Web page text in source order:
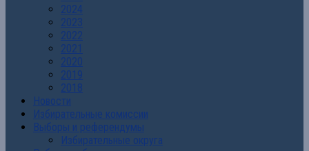
2024
2023
2022
2021
2020
2019
2018
Новости
Избирательные комиссии
Выборы и референдумы
Избирательные округа